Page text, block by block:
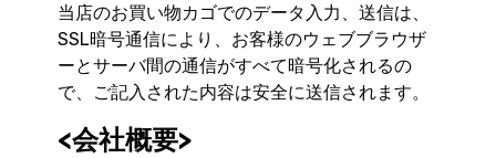
当店のお買い物カゴでのデータ入力、送信は、
SSL暗号通信により、お客様のウェブブラウザ
ーとサーバ間の通信がすべて暗号化されるの
で、ご記入された内容は安全に送信されます。
<会社概要>